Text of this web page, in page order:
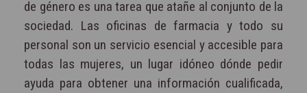
de género es una tarea que atañe al conjunto de la
sociedad. Las oficinas de farmacia y todo su
personal son un servicio esencial y accesible para
todas las mujeres, un lugar idóneo dónde pedir
ayuda para obtener una información cualificada,